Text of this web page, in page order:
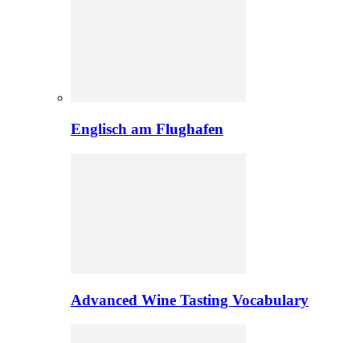
Englisch am Flughafen
Advanced Wine Tasting Vocabulary